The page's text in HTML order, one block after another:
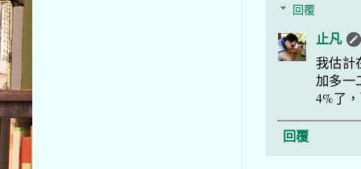
回覆
止凡
我估計
加多一
4%了
回覆